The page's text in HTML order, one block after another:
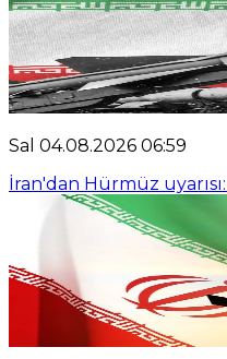
Sal 04.08.2026 06:59
İran'dan Hürmüz